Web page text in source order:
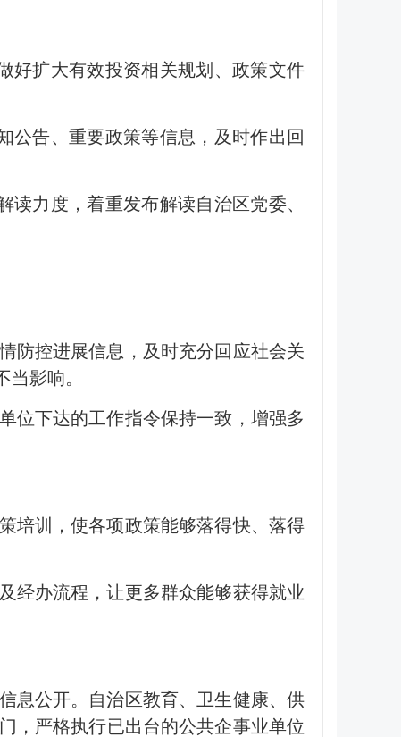
好扩大有效投资相关规划、政策文件
公告、重要政策等信息，及时作出回
力度，着重发布解读自治区党委、
防控进展信息，及时充分回应社会关
影响。
位下达的工作指令保持一致，增强多
培训，使各项政策能够落得快、落得
经办流程，让更多群众能够获得就业
息公开。自治区教育、卫生健康、供
，严格执行已出台的公共企事业单位